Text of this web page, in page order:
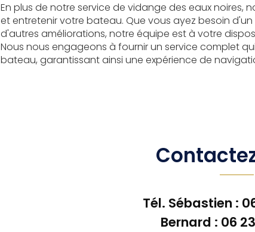
En plus de notre service de vidange des eaux noires,
et entretenir votre bateau. Que vous ayez besoin d'un
d'autres améliorations, notre équipe est à votre
Nous nous engageons à fournir un service complet
bateau, garantissant ainsi une expérience de
Tél. Sébastien :
Bernard : 06